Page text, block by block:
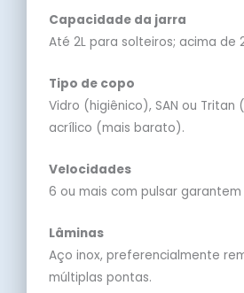
Capacidade da jarra
Até 2L para solteiros; acima de
Tipo de copo
Vidro (higiênico), SAN ou Tritan
acrílico (mais barato).
Velocidades
6 ou mais com pulsar
Lâminas
Aço inox, preferencialmente
múltiplas pontas.